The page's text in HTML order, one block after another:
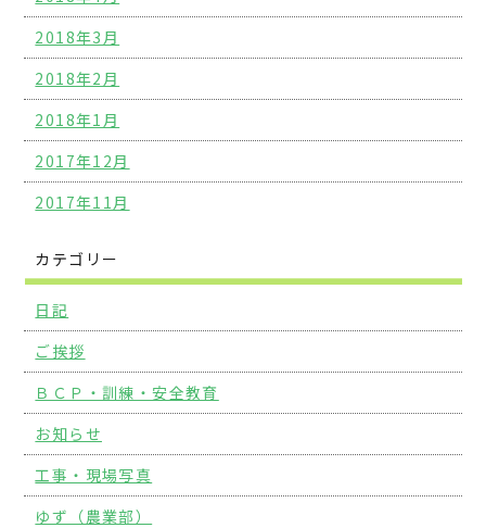
2018年3月
2018年2月
2018年1月
2017年12月
2017年11月
カテゴリー
日記
ご挨拶
ＢＣＰ・訓練・安全教育
お知らせ
工事・現場写真
ゆず（農業部）